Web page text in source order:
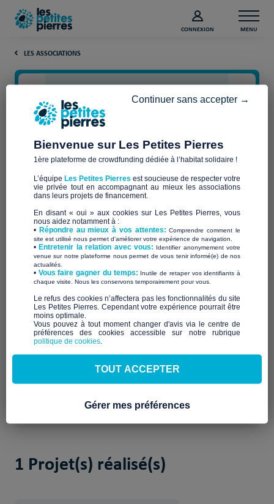
CONNEXION MENU
LES ASSOCIATIONS
Association Varoise
d'Accueil Familial ( A.V.A.F.)
Qui sommes-nous ?
Description à venir
Notre mission et nos
engagements
1 Projet(s) réalisé(s)
Bienvenue sur Les Petites Pierres
1ère plateforme de crowdfunding dédiée à l’habitat solidaire !
L’équipe Les Petites Pierres est soucieuse de respecter votre
vie privée tout en accompagnant au mieux les associations
dans leurs projets de financement.
En disant « oui » aux cookies sur Les Petites Pierres, vous
nous aidez notamment à :
• Répondre au mieux à vos attentes:Comprendre comment le
site est utilisé nous permet d'améliorer votre expérience de navigation.
•Entretenir la relation avec vous: Identifier anonymement votre
venue sur notre plateforme nous permet de vous tenir informé(e) de nos
actualités.
​• Vous faire gagner du temps: Inutile de retaper vos identifiants à
chaque visite. Nous les conservons temporairement pour vous.
​Le refus des cookies n’affectera pas les fonctionnalités du site
Les Petites Pierres. Cependant votre expérience pourrait être
moins optimale.​
Vous pouvez à tout moment changer d'avis via le centre de
préférences des cookies accessible sur notre rubrique
politique de cookies
Continuer sans accepter →
TOUT ACCEPTER
Gérer mes préférences